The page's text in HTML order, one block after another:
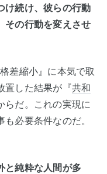
け続け、彼らの行動
その行動を変えさせ
差縮小』に本気で取
置した結果が『共和
らだ。これの実現に
必要条件なのだ。
と純粋な人間が多